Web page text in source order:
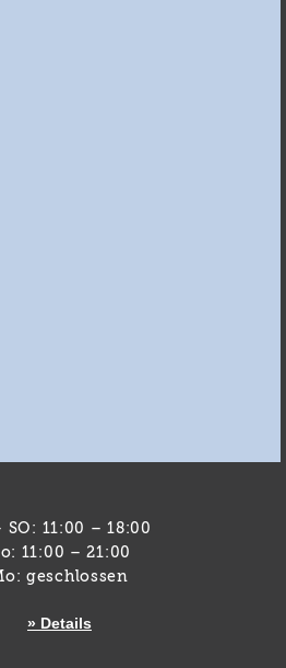
SO: 11:00 – 18:00
11:00 – 21:00
geschlossen
» Details